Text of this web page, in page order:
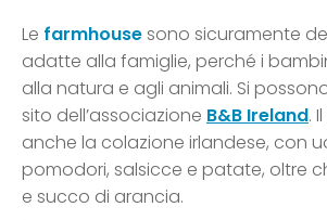
Le farmhousesono sicuramente
adatte alla famiglie, perché i
alla natura e agli animali. Si
sito dell’associazione B&B Ireland.
anche la colazione irlandese, con
pomodori, salsicce e patate, oltre
e succo di arancia.